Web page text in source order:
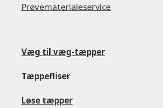
Prøvematerialeservice
Væg til væg-tæpper
Tæppefliser
Løse tæpper